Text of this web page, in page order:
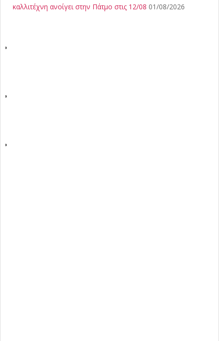
καλλιτέχνη ανοίγει στην Πάτμο στις 12/08 01/08/2026